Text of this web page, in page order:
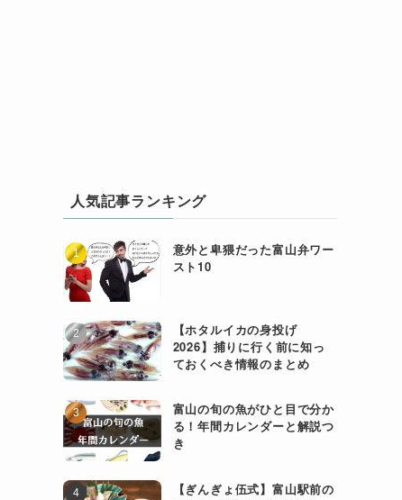
人気記事ランキング
意外と卑猥だった富山弁ワー
スト10
【ホタルイカの身投げ
2026】捕りに行く前に知っ
ておくべき情報のまとめ
富山の旬の魚がひと目で分か
る！年間カレンダーと解説つ
き
【ぎんぎょ伍式】富山駅前の